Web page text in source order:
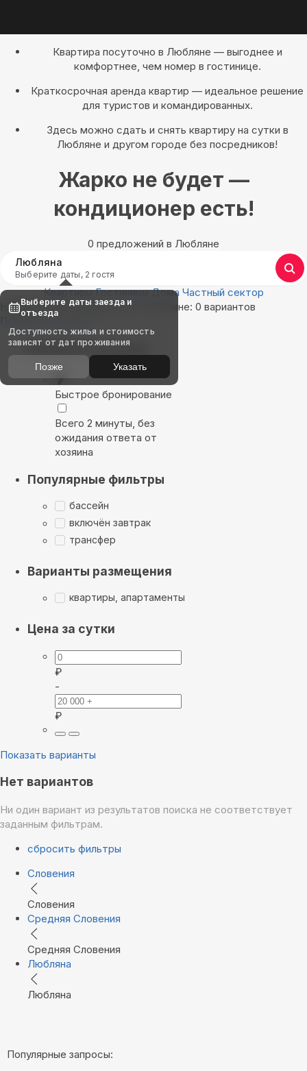
Квартира посуточно в Любляне — выгоднее и
комфортнее, чем номер в гостинице.
Краткосрочная аренда квартир — идеальное решение
для туристов и командированных.
Здесь можно сдать и снять квартиру на сутки в
Любляне и другом городе без посредников!
Жарко не будет —
кондиционер есть!
0 предложений в Любляне
Любляна
Выберите даты, 2 гостя
Квартиры Гостиницы Дома Частный сектор
Найдём, где остановиться в Любляне: 0 вариантов
Показать на карте
Выбирайте лучшее
Быстрое бронирование
Всего 2 минуты, без
ожидания ответа от
хозяина
Популярные фильтры
бассейн
включён завтрак
трансфер
Варианты размещения
квартиры, апартаменты
Цена за сутки
₽
-
₽
Показать варианты
Нет вариантов
Ни один вариант из результатов поиска не соответствует
заданным фильтрам.
сбросить фильтры
Словения
Словения
Средняя Словения
Средняя Словения
Любляна
Любляна
Популярные запросы:
Выберите даты заезда и
отъезда
Доступность жилья и стоимость
зависят от дат проживания
Позже Указать